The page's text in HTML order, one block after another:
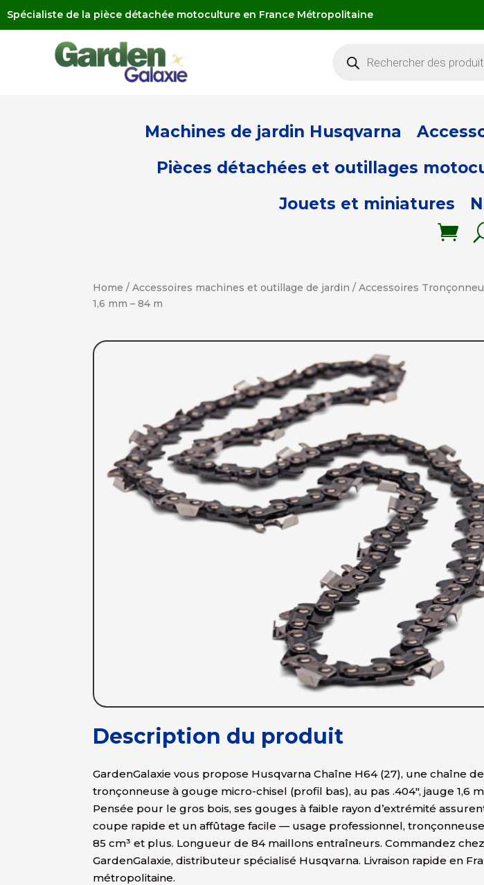
Spécialiste de la pièce détachée motoculture en France Métropolitaine
produits
Machines de jardin Husqvarna
Pièces détachées et outillages
Jouets et miniatures
Home /Accessoires machines et outillage de jardin /Accessoires
1,6 mm – 84 m
Description du produit
GardenGalaxie vous propose Husqvarna Chaîne H64 (27), une chaîne de
tronçonneuse à gouge micro-chisel (profil bas), au pas .404″, jauge 1,6
Pensée pour le gros bois, ses gouges à faible rayon d’extrémité
coupe rapide et un affûtage facile — usage professionnel,
85 cm³ et plus. Longueur de 84 maillons entraîneurs. Commandez chez
GardenGalaxie, distributeur spécialisé Husqvarna. Livraison rapide en
métropolitaine.